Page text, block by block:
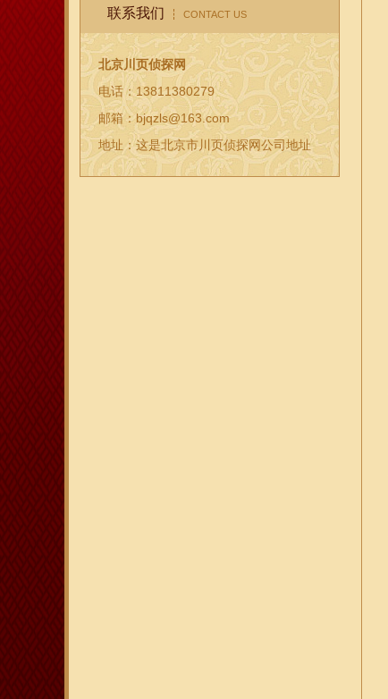
联系我们 CONTACT US
北京川页侦探网
电话：13811380279
邮箱：bjqzls@163.com
地址：这是北京市川页侦探网公司地址